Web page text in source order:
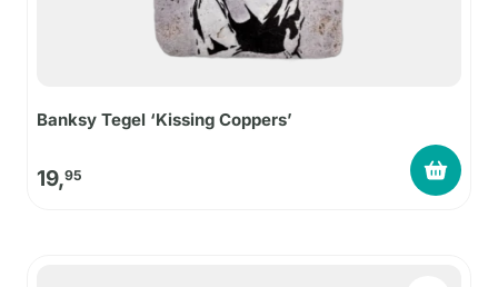
Banksy Tegel ‘Kissing Coppers’
19,95